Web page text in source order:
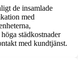
de insamlade
med
städkostnader
med kundtjänst.